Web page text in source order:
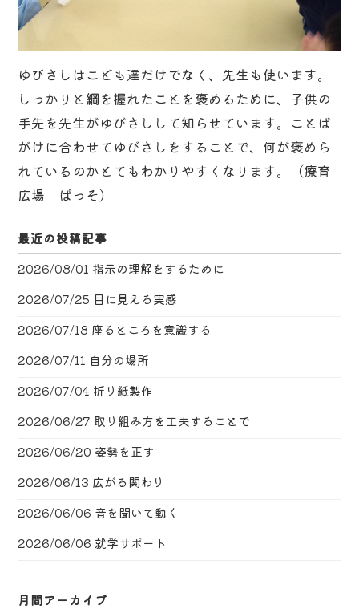
ゆびさしはこども達だけでなく、先生も使います。
しっかりと綱を握れたことを褒めるために、子供の
手先を先生がゆびさしして知らせています。ことば
がけに合わせてゆびさしをすることで、何が褒めら
れているのかとてもわかりやすくなります。（療育
広場 ぱっそ）
最近の投稿記事
2026/08/01 指示の理解をするために
2026/07/25 目に見える実感
2026/07/18 座るところを意識する
2026/07/11 自分の場所
2026/07/04 折り紙製作
2026/06/27 取り組み方を工夫することで
2026/06/20 姿勢を正す
2026/06/13 広がる関わり
2026/06/06 音を聞いて動く
2026/06/06 就学サポート
月間アーカイブ